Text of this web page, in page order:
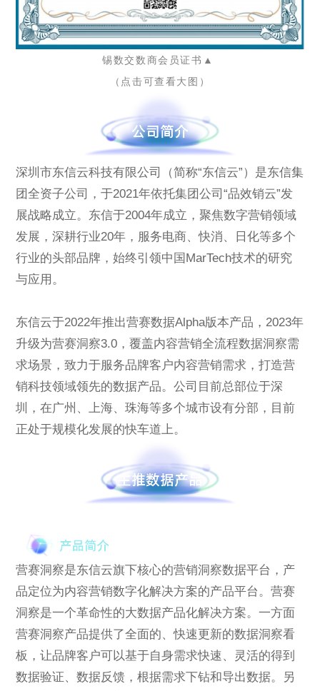
锡数交数商会员证书▲
（点击可查看大图）
深圳市东信云科技有限公司（简称“东信云”）是东信集
团全资子公司，于2021年依托集团公司“品效销云”发
展战略成立。东信于2004年成立，聚焦数字营销领域
发展，深耕行业20年，服务电商、快消、日化等多个
行业的头部品牌，始终引领中国MarTech技术的研究
与应用。
东信云于2022年推出营赛数据Alpha版本产品，2023年
升级为营赛洞察3.0，覆盖内容营销全流程数据洞察需
求场景，致力于服务品牌客户内容营销需求，打造营
销科技领域领先的数据产品。公司目前总部位于深
圳，在广州、上海、珠海等多个城市设有分部，目前
正处于规模化发展的快车道上。
营赛洞察是东信云旗下核心的营销洞察数据平台，产
品定位为内容营销数字化解决方案的产品平台。营赛
洞察是一个革命性的大数据产品化解决方案。一方面
营赛洞察产品提供了全面的、快速更新的数据洞察看
板，让品牌客户可以基于自身需求快速、灵活的得到
数据验证、数据反馈，根据需求下钻和导出数据。另